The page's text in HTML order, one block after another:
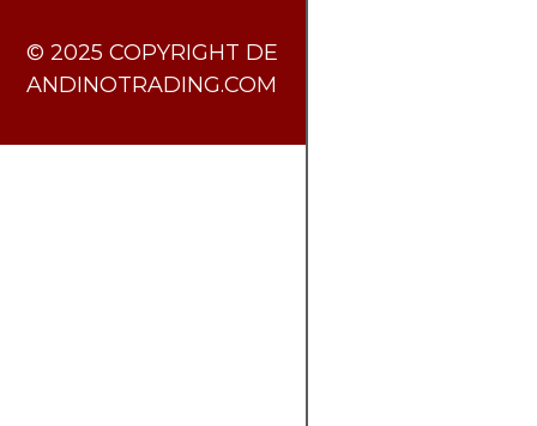
​© 2025 COPYRIGHT DE
ANDINOTRADING.COM